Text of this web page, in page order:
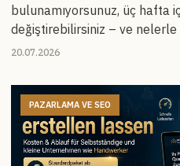
bulunamıyorsunuz, üç hafta
değiştirebilirsiniz – ve nelerle
20.07.2026
PAZARLAMA VE SEO